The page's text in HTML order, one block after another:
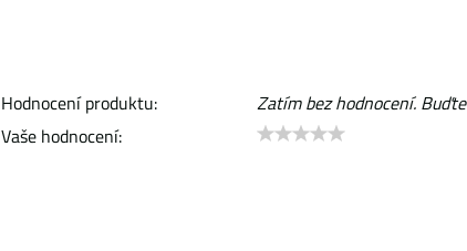
Hodnocení produktu:
Zatím bez hodnocení.
Vaše hodnocení: